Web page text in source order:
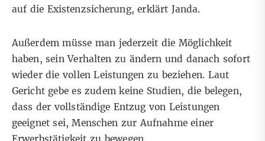
auf die Existenzsicherung, erklärt Janda.
Außerdem müsse man jederzeit die Möglichkeit
haben, sein Verhalten zu ändern und danach sofort
wieder die vollen Leistungen zu beziehen. Laut
Gericht gebe es zudem keine Studien, die belegen,
dass der vollständige Entzug von Leistungen
geeignet sei, Menschen zur Aufnahme einer